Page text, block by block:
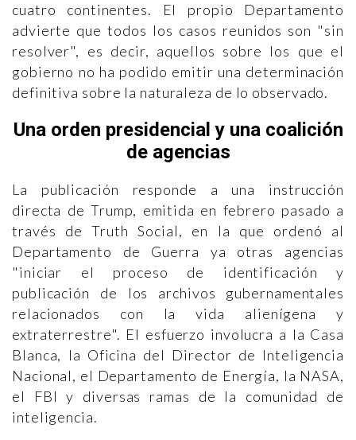
cuatro continentes. El propio Departamento
advierte que todos los casos reunidos son "sin
resolver", es decir, aquellos sobre los que el
gobierno no ha podido emitir una determinación
definitiva sobre la naturaleza de lo observado.
Una orden presidencial y una coalición
de agencias
La publicación responde a una instrucción
directa de Trump, emitida en febrero pasado a
través de Truth Social, en la que ordenó al
Departamento de Guerra ya otras agencias
"iniciar el proceso de identificación y
publicación de los archivos gubernamentales
relacionados con la vida alienígena y
extraterrestre". El esfuerzo involucra a la Casa
Blanca, la Oficina del Director de Inteligencia
Nacional, el Departamento de Energía, la NASA,
el FBI y diversas ramas de la comunidad de
inteligencia.